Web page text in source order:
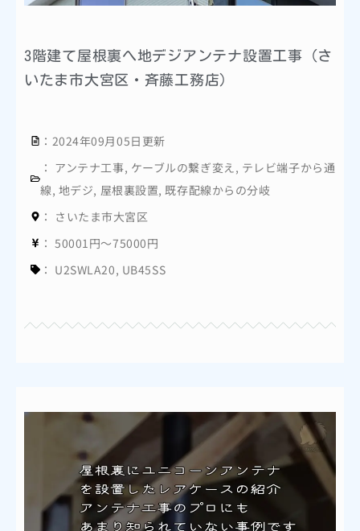
3階建て屋根裏へ地デジアンテナ設置工事（さ
いたま市大宮区・斉藤工務店）
：2024年09月05日更新
： アンテナ工事, ケーブルの繋ぎ変え , テレビ端子から通
線, 地デジ, 屋根裏設置, 既存配線からの分岐
： さいたま市大宮区
： 50001円～75000円
： U2SWLA20, UB45SS